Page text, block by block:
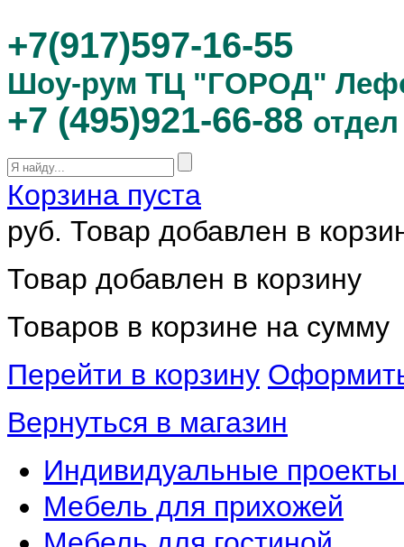
+7(917)597-16-55
Шоу-рум ТЦ "ГОРОД"
+7 (495)921-66-88
Корзина пуста
руб. Товар добавлен в
Товар добавлен в корзину
Товаров в корзине на сумму
Перейти в корзину
Вернуться в магазин
Индивидуальные
Мебель для прихожей